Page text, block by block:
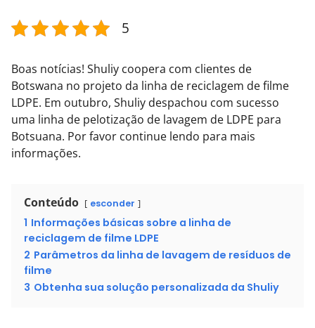
5
Boas notícias! Shuliy coopera com clientes de
Botswana no projeto da linha de reciclagem de filme
LDPE. Em outubro, Shuliy despachou com sucesso
uma linha de pelotização de lavagem de LDPE para
Botsuana. Por favor continue lendo para mais
informações.
Conteúdo esconder
1 Informações básicas sobre a linha de
reciclagem de filme LDPE
2 Parâmetros da linha de lavagem de resíduos de
filme
3 Obtenha sua solução personalizada da Shuliy